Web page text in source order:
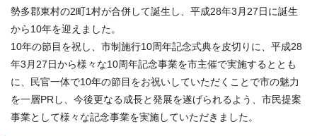
勢多郡東村の2町1村が合併して誕生し、平成28年3月27日に誕生
から10年を迎えました。
10年の節目を祝し、市制施行10周年記念式典を皮切りに、平成28
年3月27日から様々な10周年記念事業を市主催で実施するととも
に、民官一体で10年の節目をお祝いしていただくことで市の魅力
を一層PRし、今後更なる成長と発展を遂げられるよう、市民提案
事業として様々な記念事業を実施していただきました。